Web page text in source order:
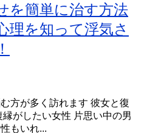
を簡単に治す方法
理を知って浮気さ
方が多く訪れます 彼女と復
がしたい女性 片思い中の男
もいれ...